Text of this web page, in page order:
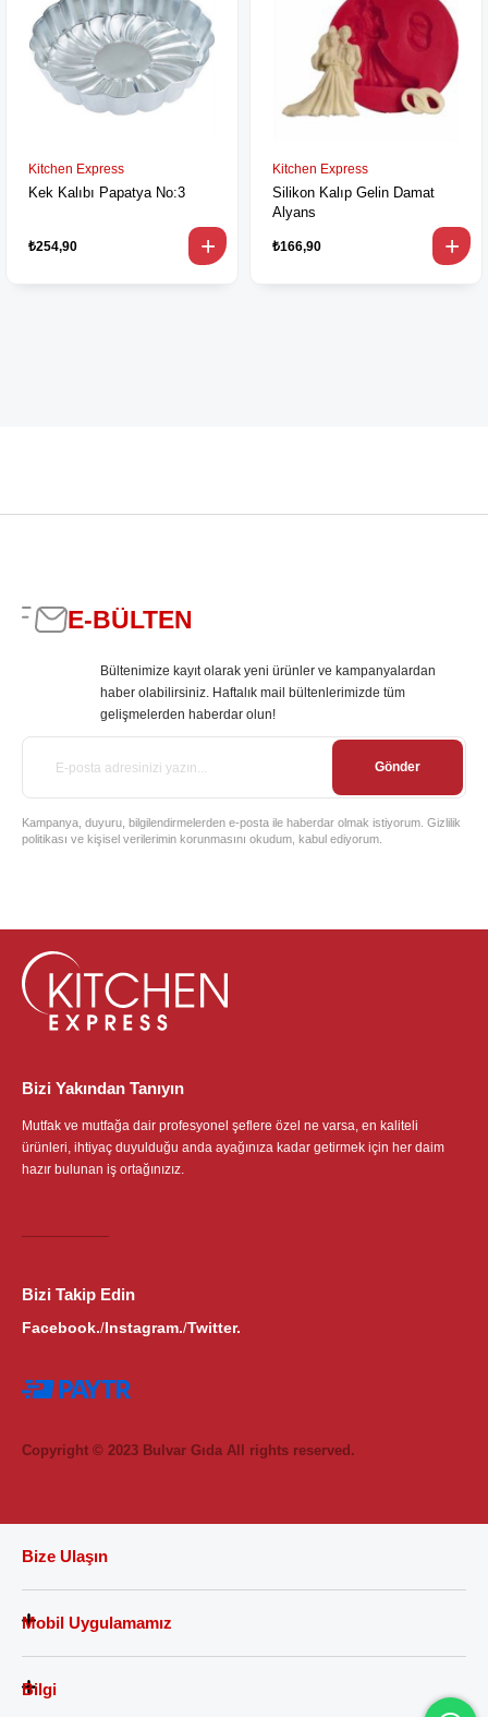
Kitchen Express
Kek Kalıbı Papatya No:3
₺254,90
Kitchen Express
Silikon Kalıp Gelin Damat
Alyans
₺166,90
E-BÜLTEN
Bültenimize kayıt olarak yeni ürünler ve kampanyalardan
haber olabilirsiniz. Haftalık mail bültenlerimizde tüm
gelişmelerden haberdar olun!
Gönder
Kampanya, duyuru, bilgilendirmelerden e-posta ile haberdar olmak istiyorum. Gizlilik
politikası ve kişisel verilerimin korunmasını okudum, kabul ediyorum.
Bizi Yakından Tanıyın
Mutfak ve mutfağa dair profesyonel şeflere özel ne varsa, en kaliteli
ürünleri, ihtiyaç duyulduğu anda ayağınıza kadar getirmek için her daim
hazır bulunan iş ortağınızız.
Bizi Takip Edin
Facebook./Instagram./Twitter.
Copyright © 2023 Bulvar Gıda All rights reserved.
Bize Ulaşın
Mobil Uygulamamız
Bilgi